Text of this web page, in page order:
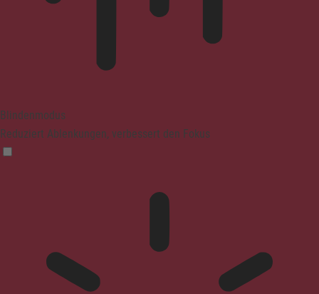
Blindenmodus
Reduziert Ablenkungen, verbessert den Fokus